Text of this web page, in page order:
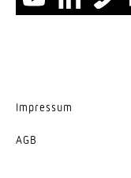
Impressum
AGB